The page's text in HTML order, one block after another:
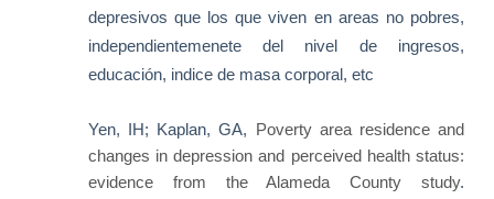
depresivos que los que viven en areas no pobres,
independientemenete del nivel de ingresos,
educación, indice de masa corporal, etc
Yen, IH; Kaplan,GA,
Poverty area residence and
changes in depression and perceived health status:
evidence from theAlameda County study.